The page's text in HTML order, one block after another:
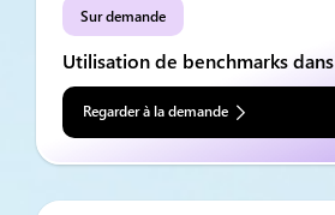
Sur demande
Utilisation de benchmarks
Regarder à la demande